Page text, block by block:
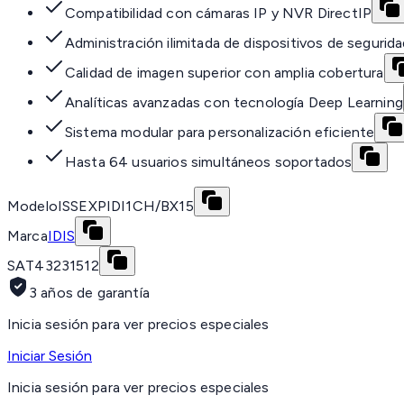
Compatibilidad con cámaras IP y NVR DirectIP
Administración ilimitada de dispositivos de
Calidad de imagen superior con amplia cobertura
Analíticas avanzadas con tecnología Deep Learning
Sistema modular para personalización eficiente
Hasta 64 usuarios simultáneos soportados
ModeloISSEXPIDI1CH/BX15
MarcaIDIS
SAT43231512
3 años de garantía
Inicia sesión para ver precios especiales
Iniciar Sesión
Inicia sesión para ver precios especiales